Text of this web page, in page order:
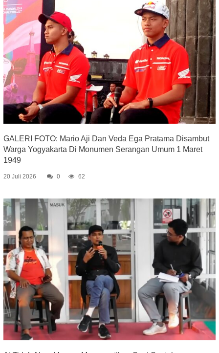
GALERI FOTO: Mario Aji Dan Veda Ega Pratama Disambut
Warga Yogyakarta Di Monumen Serangan Umum 1 Maret
1949
20 Juli 2026 0 62